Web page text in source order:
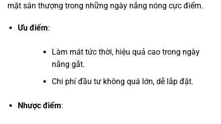
mặt sân thượng trong những ngày nắng nóng cực điểm.
Ưu điểm:
Làm mát tức thời, hiệu quả cao trong ngày
nắng gắt.
Chi phí đầu tư không quá lớn, dễ lắp đặt.
Nhược điểm: